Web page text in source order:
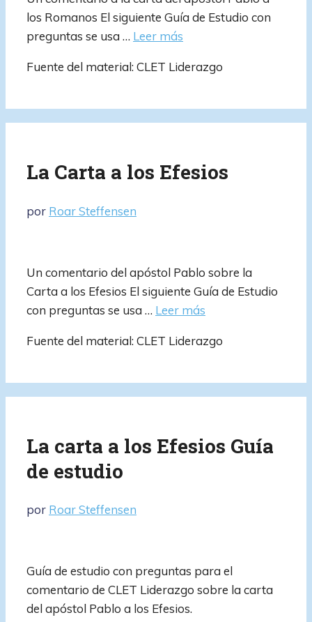
los Romanos El siguiente Guía de Estudio con
preguntas se usa … Leer más
Fuente del material: CLET Liderazgo
La Carta a los Efesios
por Roar Steffensen
Un comentario del apóstol Pablo sobre la
Carta a los Efesios El siguiente Guía de Estudio
con preguntas se usa … Leer más
Fuente del material: CLET Liderazgo
La carta a los Efesios Guía
de estudio
por Roar Steffensen
Guía de estudio con preguntas para el
comentario de CLET Liderazgo sobre la carta
del apóstol Pablo a los Efesios.